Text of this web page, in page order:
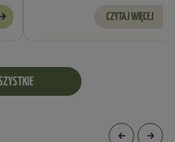
CZYTAJ WIĘCEJ